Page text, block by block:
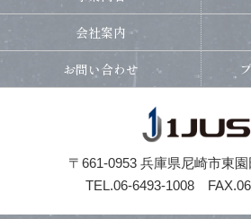
会社案内
お問い合わせ
〒661-0953 兵庫県尼崎市東
TEL.06-6493-1008